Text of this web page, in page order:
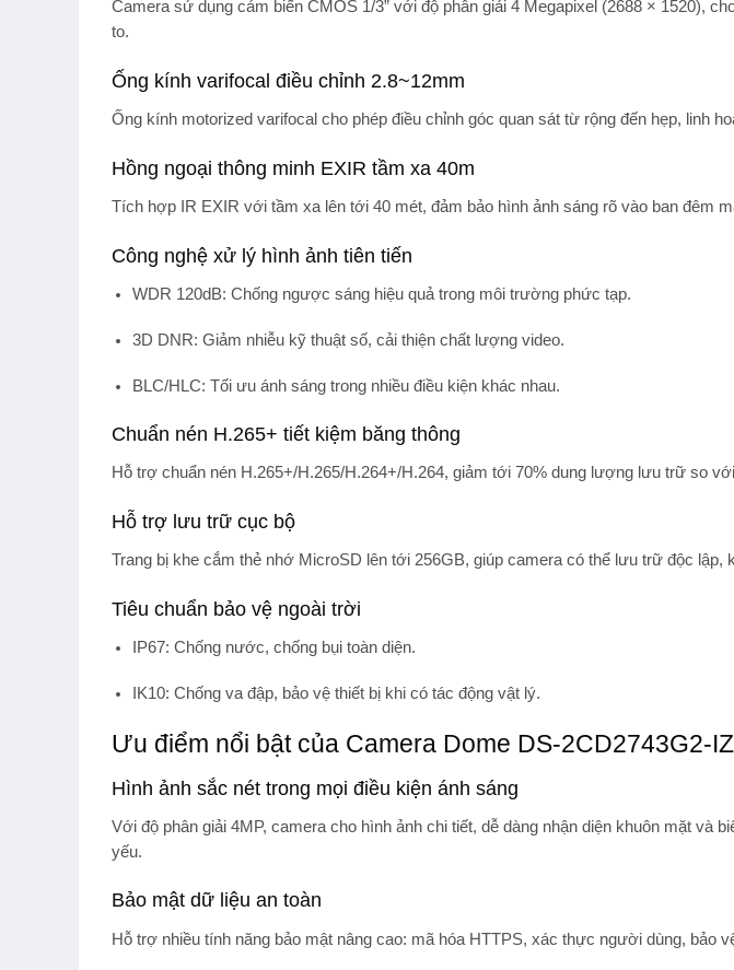
Camera sử dụng cảm biến CMOS 1/3” với độ phân giải 4 Megapixel (2688 × 1520),
to.
Ống kính varifocal điều chỉnh 2.8~12mm
Ống kính motorized varifocal cho phép điều chỉnh góc quan sát từ rộng đến hẹp, linh
Hồng ngoại thông minh EXIR tầm xa 40m
Tích hợp IR EXIR với tầm xa lên tới 40 mét, đảm bảo hình ảnh sáng rõ vào ban đêm
Công nghệ xử lý hình ảnh tiên tiến
WDR 120dB: Chống ngược sáng hiệu quả trong môi trường phức tạp.
3D DNR: Giảm nhiễu kỹ thuật số, cải thiện chất lượng video.
BLC/HLC: Tối ưu ánh sáng trong nhiều điều kiện khác nhau.
Chuẩn nén H.265+ tiết kiệm băng thông
Hỗ trợ chuẩn nén H.265+/H.265/H.264+/H.264, giảm tới 70% dung lượng lưu trữ so
Hỗ trợ lưu trữ cục bộ
Trang bị khe cắm thẻ nhớ MicroSD lên tới 256GB, giúp camera có thể lưu trữ độc lập,
Tiêu chuẩn bảo vệ ngoài trời
IP67: Chống nước, chống bụi toàn diện.
IK10: Chống va đập, bảo vệ thiết bị khi có tác động vật lý.
Ưu điểm nổi bật của Camera Dome DS-2CD2743G2-
Hình ảnh sắc nét trong mọi điều kiện ánh sáng
Với độ phân giải 4MP, camera cho hình ảnh chi tiết, dễ dàng nhận diện khuôn mặt và
yếu.
Bảo mật dữ liệu an toàn
Hỗ trợ nhiều tính năng bảo mật nâng cao: mã hóa HTTPS, xác thực người dùng, bảo